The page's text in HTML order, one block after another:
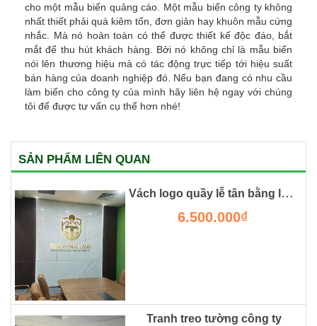
cho một mẫu biển quảng cáo. Một mẫu biển công ty không
nhất thiết phải quá kiêm tốn, đơn giản hay khuôn mẫu cứng
nhắc. Mà nó hoàn toàn có thể được thiết kế độc đáo, bắt
mắt để thu hút khách hàng. Bởi nó không chỉ là mẫu biển
nói lên thương hiệu mà có tác động trực tiếp tới hiệu suất
bán hàng của doanh nghiệp đó. Nếu bạn đang có nhu cầu
làm biển cho công ty của mình hãy liên hệ ngay với chúng
tôi để được tư vấn cụ thể hơn nhé!
SẢN PHẨM LIÊN QUAN
Vách logo quầy lễ tân bằng lam gỗ kết hợp vân đá
6.500.000₫
Tranh treo tường công ty